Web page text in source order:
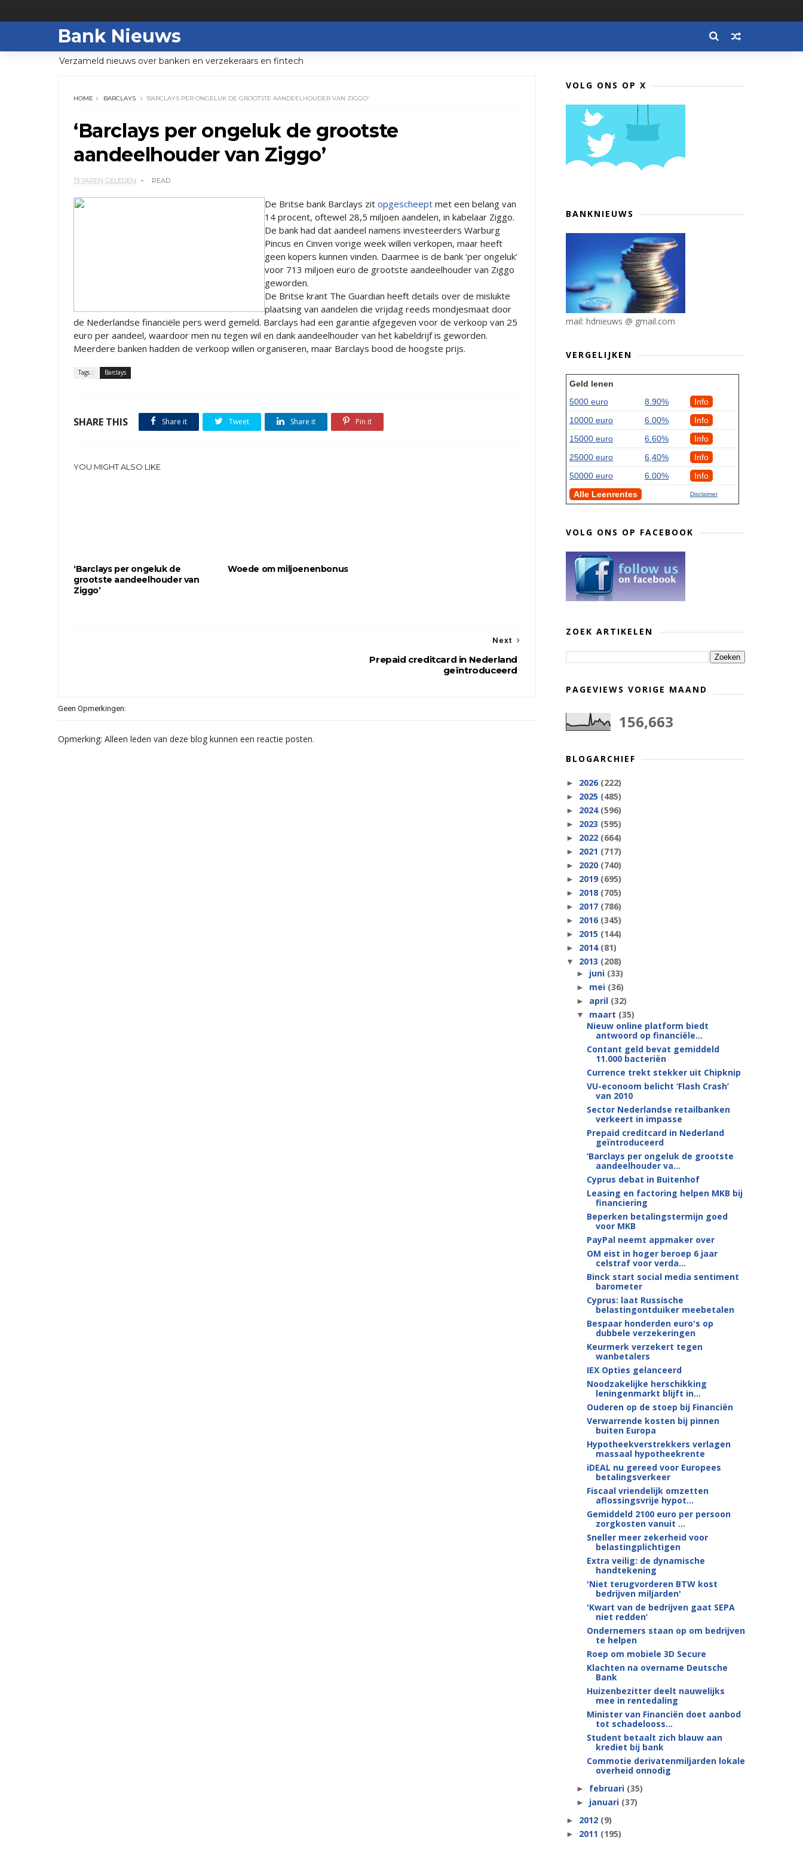
Bank Nieuws
Verzameld nieuws over banken en verzekeraars en fintech
HOME BARCLAYS ‘BARCLAYS PER ONGELUK DE GROOTSTE AANDEELHOUDER VAN ZIGGO’
‘Barclays per ongeluk de grootste
aandeelhouder van Ziggo’
13 JAREN GELEDEN READ
De Britse bank Barclays zit opgescheept met een belang van
14 procent, oftewel 28,5 miljoen aandelen, in kabelaar Ziggo.
De bank had dat aandeel namens investeerders Warburg
Pincus en Cinven vorige week willen verkopen, maar heeft
geen kopers kunnen vinden. Daarmee is de bank ‘per ongeluk’
voor 713 miljoen euro de grootste aandeelhouder van Ziggo
geworden.
De Britse krant The Guardian heeft details over de mislukte
plaatsing van aandelen die vrijdag reeds mondjesmaat door
de Nederlandse financiële pers werd gemeld. Barclays had een garantie afgegeven voor de verkoop van 25
euro per aandeel, waardoor men nu tegen wil en dank aandeelhouder van het kabeldrijf is geworden.
Meerdere banken hadden de verkoop willen organiseren, maar Barclays bood de hoogste prijs.
Tags : Barclays
SHARE THIS Share it Tweet Share it Pin it
YOU MIGHT ALSO LIKE
‘Barclays per ongeluk de
grootste aandeelhouder van
Ziggo’
Woede om miljoenenbonus
Next
Prepaid creditcard in Nederland
geïntroduceerd
Geen Opmerkingen:
Opmerking: Alleen leden van deze blog kunnen een reactie posten.
VOLG ONS OP X
BANKNIEUWS
mail: hdnieuws @ gmail.com
VERGELIJKEN
Geld lenen
5000 euro
8.90%
Info
10000 euro
6.00%
Info
15000 euro
6.60%
Info
25000 euro
6,40%
Info
50000 euro
6.00%
Info
Alle Leenrentes
Disclaimer
VOLG ONS OP FACEBOOK
ZOEK ARTIKELEN
PAGEVIEWS VORIGE MAAND
156,663
BLOGARCHIEF
► 2026 (222)
► 2025 (485)
► 2024 (596)
► 2023 (595)
► 2022 (664)
► 2021 (717)
► 2020 (740)
► 2019 (695)
► 2018 (705)
► 2017 (786)
► 2016 (345)
► 2015 (144)
► 2014 (81)
▼ 2013 (208)
► juni (33)
► mei (36)
► april (32)
▼ maart (35)
Nieuw online platform biedt
antwoord op financiële...
Contant geld bevat gemiddeld
11.000 bacteriën
Currence trekt stekker uit Chipknip
VU-econoom belicht ‘Flash Crash’
van 2010
Sector Nederlandse retailbanken
verkeert in impasse
Prepaid creditcard in Nederland
geïntroduceerd
‘Barclays per ongeluk de grootste
aandeelhouder va...
Cyprus debat in Buitenhof
Leasing en factoring helpen MKB bij
financiering
Beperken betalingstermijn goed
voor MKB
PayPal neemt appmaker over
OM eist in hoger beroep 6 jaar
celstraf voor verda...
Binck start social media sentiment
barometer
Cyprus: laat Russische
belastingontduiker meebetalen
Bespaar honderden euro's op
dubbele verzekeringen
Keurmerk verzekert tegen
wanbetalers
IEX Opties gelanceerd
Noodzakelijke herschikking
leningenmarkt blijft in...
Ouderen op de stoep bij Financiën
Verwarrende kosten bij pinnen
buiten Europa
Hypotheekverstrekkers verlagen
massaal hypotheekrente
iDEAL nu gereed voor Europees
betalingsverkeer
Fiscaal vriendelijk omzetten
aflossingsvrije hypot...
Gemiddeld 2100 euro per persoon
zorgkosten vanuit ...
Sneller meer zekerheid voor
belastingplichtigen
Extra veilig: de dynamische
handtekening
'Niet terugvorderen BTW kost
bedrijven miljarden'
'Kwart van de bedrijven gaat SEPA
niet redden’
Ondernemers staan op om bedrijven
te helpen
Roep om mobiele 3D Secure
Klachten na overname Deutsche
Bank
Huizenbezitter deelt nauwelijks
mee in rentedaling
Minister van Financiën doet aanbod
tot schadelooss...
Student betaalt zich blauw aan
krediet bij bank
Commotie derivatenmiljarden lokale
overheid onnodig
► februari (35)
► januari (37)
► 2012 (9)
► 2011 (195)